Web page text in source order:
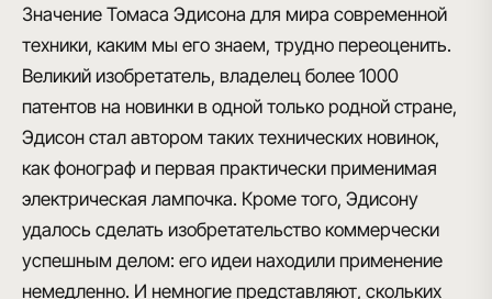
Значение Томаса Эдисона для мира современной
техники, каким мы его знаем, трудно переоценить.
Великий изобретатель, владелец более 1000
патентов на новинки в одной только родной стране,
Эдисон стал автором таких технических новинок,
как фонограф и первая практически применимая
электрическая лампочка. Кроме того, Эдисону
удалось сделать изобретательство коммерчески
успешным делом: его идеи находили применение
немедленно. И немногие представляют, скольких